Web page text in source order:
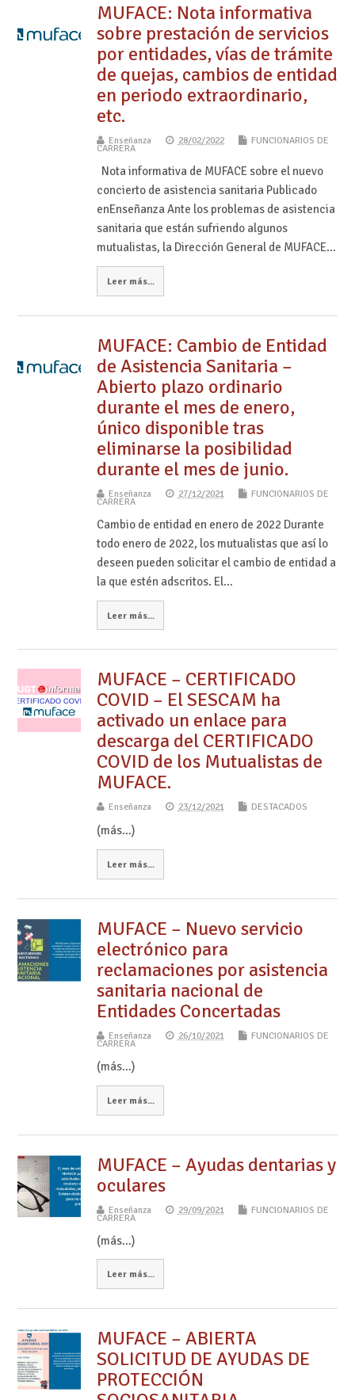
MUFACE: Nota informativa
sobre prestación de servicios
por entidades, vías de trámite
de quejas, cambios de entidad
en periodo extraordinario,
etc.
Enseñanza 28/02/2022 FUNCIONARIOS DE
CARRERA
Nota informativa de MUFACE sobre el nuevo
concierto de asistencia sanitaria Publicado
enEnseñanza Ante los problemas de asistencia
sanitaria que están sufriendo algunos
mutualistas, la Dirección General de MUFACE…
Leer más...
MUFACE: Cambio de Entidad
de Asistencia Sanitaria –
Abierto plazo ordinario
durante el mes de enero,
único disponible tras
eliminarse la posibilidad
durante el mes de junio.
Enseñanza 27/12/2021 FUNCIONARIOS DE
CARRERA
Cambio de entidad en enero de 2022 Durante
todo enero de 2022, los mutualistas que así lo
deseen pueden solicitar el cambio de entidad a
la que estén adscritos. El…
Leer más...
MUFACE – CERTIFICADO
COVID – El SESCAM ha
activado un enlace para
descarga del CERTIFICADO
COVID de los Mutualistas de
MUFACE.
Enseñanza 23/12/2021 DESTACADOS
(más…)
Leer más...
MUFACE – Nuevo servicio
electrónico para
reclamaciones por asistencia
sanitaria nacional de
Entidades Concertadas
Enseñanza 26/10/2021 FUNCIONARIOS DE
CARRERA
(más…)
Leer más...
MUFACE – Ayudas dentarias y
oculares
Enseñanza 29/09/2021 FUNCIONARIOS DE
CARRERA
(más…)
Leer más...
MUFACE – ABIERTA
SOLICITUD DE AYUDAS DE
PROTECCIÓN